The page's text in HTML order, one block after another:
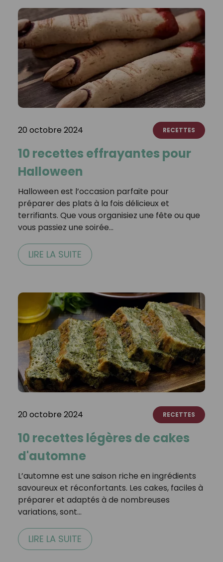
20 octobre 2024 RECETTES
10 recettes effrayantes pour
Halloween
Halloween est l’occasion parfaite pour
préparer des plats à la fois délicieux et
terrifiants. Que vous organisiez une fête ou que
vous passiez une soirée…
LIRE LA SUITE
20 octobre 2024 RECETTES
10 recettes légères de cakes
d'automne
L’automne est une saison riche en ingrédients
savoureux et réconfortants. Les cakes, faciles à
préparer et adaptés à de nombreuses
variations, sont…
LIRE LA SUITE